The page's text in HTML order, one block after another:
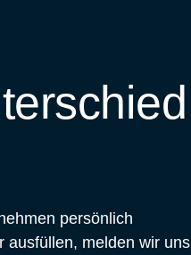
persönlich
ausfüllen, melden wir uns